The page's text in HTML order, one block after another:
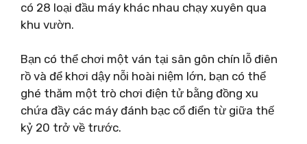
có 28 loại đầu máy khác nhau chạy xuyên qua
khu vườn.
Bạn có thể chơi một ván tại sân gôn chín lỗ điên
rồ và để khơi dậy nỗi hoài niệm lớn, bạn có thể
ghé thăm một trò chơi điện tử bằng đồng xu
chứa đầy các máy đánh bạc cổ điển từ giữa thế
kỷ 20 trở về trước.